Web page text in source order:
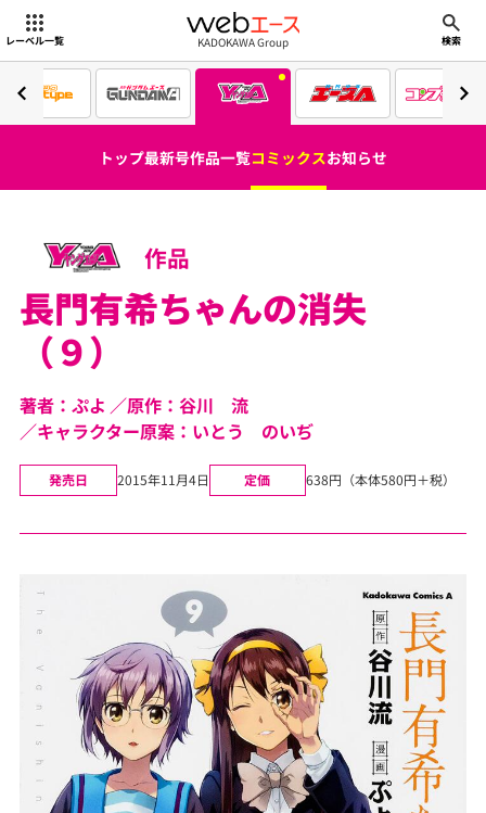
レーベル一覧 webエース
KADOKAWA Group 検索
トップ最新号作品一覧コミックスお知らせ
作品
長門有希ちゃんの消失
（９）
著者：ぷよ
原作：谷川 流
キャラクター原案：いとう のいぢ
発売日 2015年11月4日 定価 638円（本体580円＋税）